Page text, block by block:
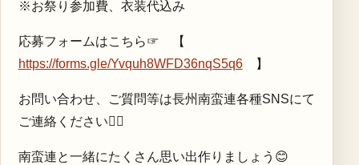
※お祭り参加費、衣装代込み
応募フォームはこちら☞ 【
https://forms.gle/Yvquh8WFD36nqS5q6】
お問い合わせ、ご質問等は長州南蛮連各種SNSにて
ご連絡ください🙇‍♀️
南蛮連と一緒にたくさん思い出作りましょう😊